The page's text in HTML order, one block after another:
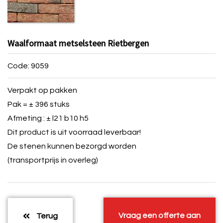
Waalformaat metselsteen Rietbergen
Code: 9059
Verpakt op pakken
Pak = ± 396 stuks
Afmeting : ± l21 b10 h5
Dit product is uit voorraad leverbaar!
De stenen kunnen bezorgd worden
(transportprijs in overleg)
Terug Vraag een offerte aan